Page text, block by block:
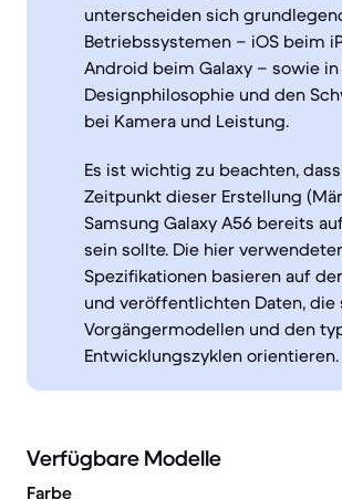
unterscheiden sich
Betriebssystemen – iOS beim
Android beim Galaxy – sowie
Designphilosophie und den
bei Kamera und Leistung.
Es ist wichtig zu beachten,
Zeitpunkt dieser Erstellung
Samsung Galaxy A56 bereits
sein sollte. Die hier
Spezifikationen basieren auf
und veröffentlichten Daten, die
Vorgängermodellen und den
Entwicklungszyklen orientieren.
Verfügbare Modelle
Farbe